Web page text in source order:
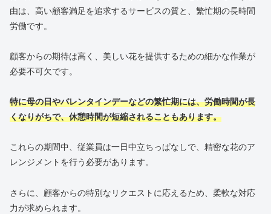
由は、高い顧客満足を追求するサービスの質と、繁忙期の長時間
労働です。
顧客からの期待は高く、美しい花を提供するための細かな作業が
必要不可欠です。
特に母の日やバレンタインデーなどの繁忙期には、労働時間が長
くなりがちで、休憩時間が短縮されることもあります。
これらの期間中、従業員は一日中立ちっぱなしで、精密な花のア
レンジメントを行う必要があります。
さらに、顧客からの特別なリクエストに応えるため、柔軟な対応
力が求められます。